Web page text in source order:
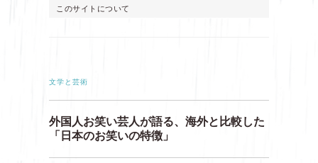
このサイトについて
文学と芸術
外国人お笑い芸人が語る、海外と比較した
「日本のお笑いの特徴」